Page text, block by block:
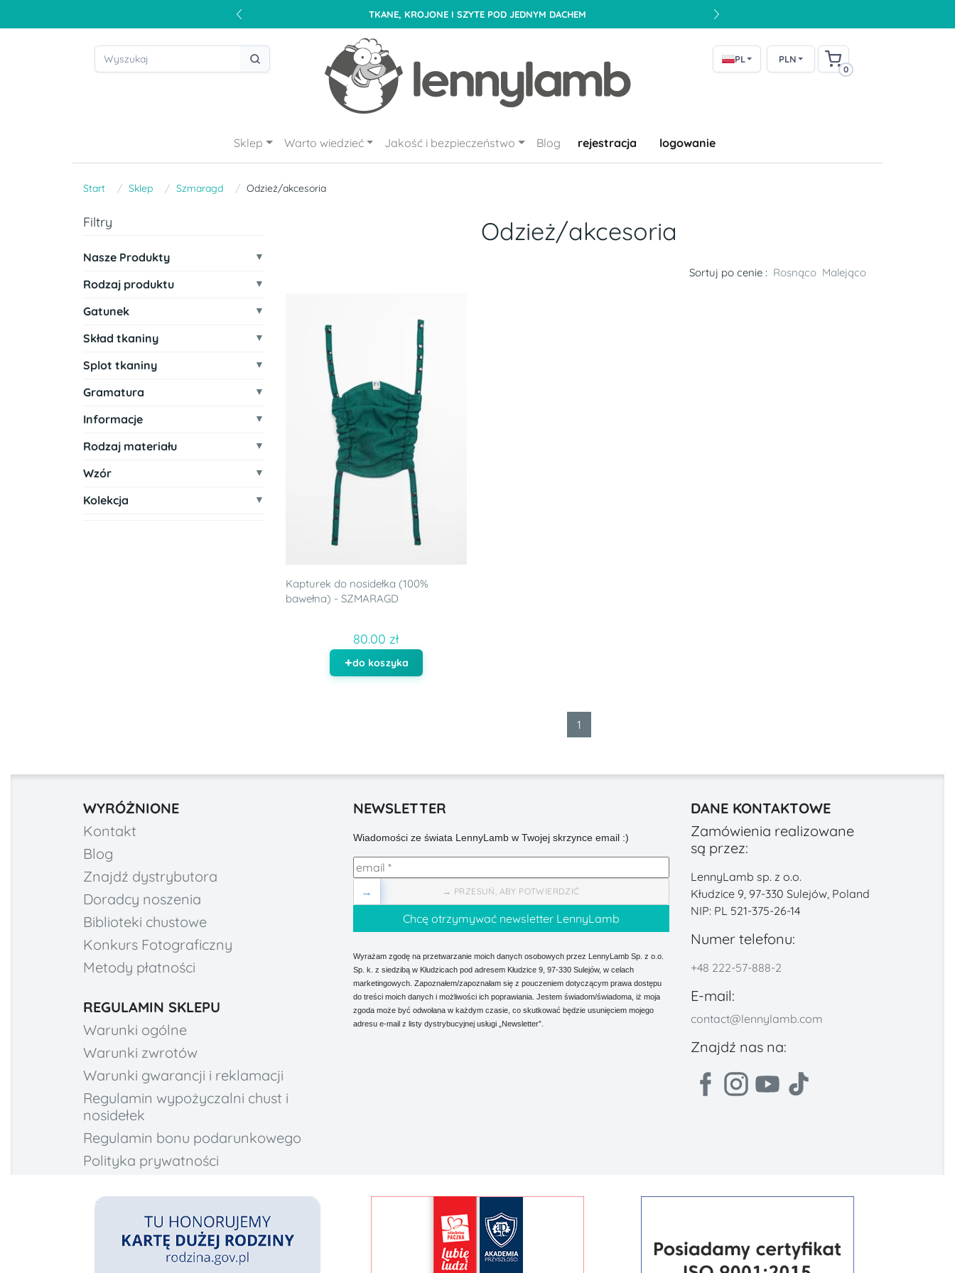
TKANE, KROJONE I SZYTE POD JEDNYM DACHEM
PL PLN
0
Sklep Warto wiedzieć Jakość i bezpieczeństwo Blog rejestracja logowanie
Start Sklep Szmaragd Odzież/akcesoria
Filtry
Nasze Produkty
Rodzaj produktu
Gatunek
Skład tkaniny
Splot tkaniny
Gramatura
Informacje
Rodzaj materiału
Wzór
Kolekcja
Odzież/akcesoria
Sortuj po cenie : Rosnąco Malejąco
Kapturek do nosidełka (100%
bawełna) - SZMARAGD
80.00 zł
do koszyka
1
WYRÓŻNIONE
Kontakt
Blog
Znajdź dystrybutora
Doradcy noszenia
Biblioteki chustowe
Konkurs Fotograficzny
Metody płatności
REGULAMIN SKLEPU
Warunki ogólne
Warunki zwrotów
Warunki gwarancji i reklamacji
Regulamin wypożyczalni chust i
nosidełek
Regulamin bonu podarunkowego
Polityka prywatności
NEWSLETTER
Wiadomości ze świata LennyLamb w Twojej skrzynce email :)
→ PRZESUŃ, ABY POTWIERDZIĆ
→
Wyrażam zgodę na przetwarzanie moich danych osobowych przez LennyLamb Sp. z o.o.
Sp. k. z siedzibą w Kłudzicach pod adresem Kłudzice 9, 97-330 Sulejów, w celach
marketingowych. Zapoznałem/zapoznałam się z pouczeniem dotyczącym prawa dostępu
do treści moich danych i możliwości ich poprawiania. Jestem świadom/świadoma, iż moja
zgoda może być odwołana w każdym czasie, co skutkować będzie usunięciem mojego
adresu e-mail z listy dystrybucyjnej usługi „Newsletter”.
DANE KONTAKTOWE
Zamówienia realizowane
są przez:
LennyLamb sp. z o.o.
Kłudzice 9, 97-330 Sulejów, Poland
NIP: PL 521-375-26-14
Numer telefonu:
+48 222-57-888-2
E-mail:
contact@lennylamb.com
Znajdź nas na: